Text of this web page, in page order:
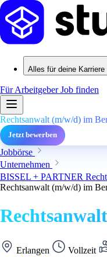
Alles für deine Karriere
Für ArbeitgeberJob finden
Rechtsanwalt (m/w/d) im
Jetzt bewerben
Jobbörse
Unternehmen
BISSEL + PARTNER
Rechtsanwalt (m/w/d) im
Erlangen Vollzeit